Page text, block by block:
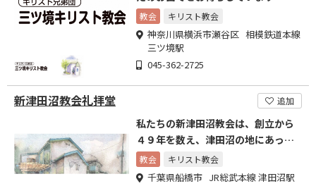
教会 キリスト教会
神奈川県横浜市瀬谷区 相模鉄道本線
三ツ境駅
045-362-2725
新津田沼教会礼拝堂 追加
私たちの新津田沼教会は、創立から
４９年を数え、津田沼の地にあって
礼拝を守り続けています。
教会 キリスト教会
千葉県船橋市 JR総武本線 津田沼駅